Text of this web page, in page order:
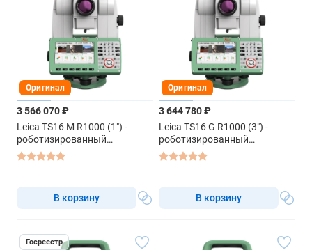
Оригинал
3 566 070 ₽
Leica TS16 M R1000 (1") -
роботизированный
тахеометр
В корзину
Оригинал
3 644 780 ₽
Leica TS16 G R1000 (3") -
роботизированный
тахеометр
В корзину
Госреестр